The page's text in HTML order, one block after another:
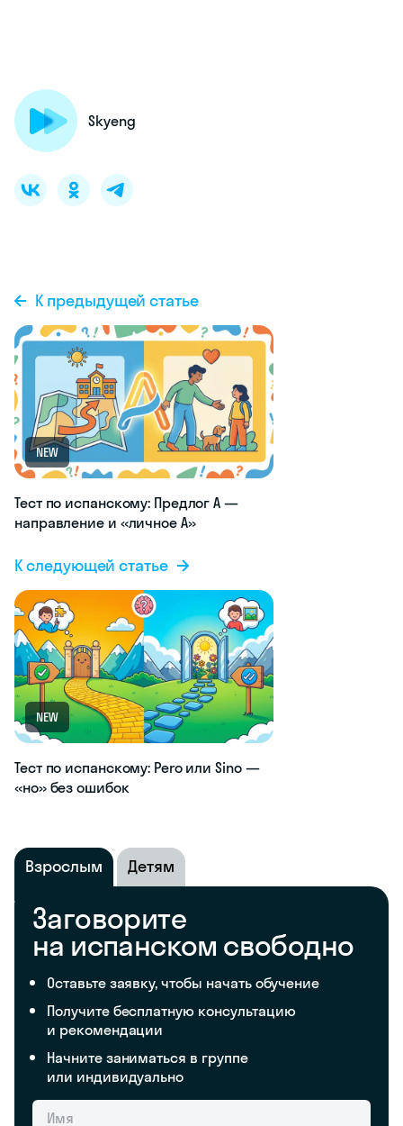
Skyeng
К предыдущей статье
NEW
Тест по испанскому: Предлог A —
направление и «личное A»
К следующей статье
NEW
Тест по испанскому: Pero или Sino —
«но» без ошибок
Взрослым Детям
Заговорите
на испанском свободно
Оставьте заявку, чтобы начать обучение
Получите бесплатную консультацию
и рекомендации
Начните заниматься в группе
или индивидуально